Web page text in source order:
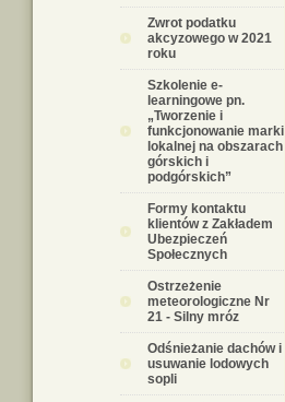
Zwrot podatku
akcyzowego w 2021
roku
Szkolenie e-
learningowe pn.
„Tworzenie i
funkcjonowanie marki
lokalnej na obszarach
górskich i
podgórskich”
Formy kontaktu
klientów z Zakładem
Ubezpieczeń
Społecznych
Ostrzeżenie
meteorologiczne Nr
21 - Silny mróz
Odśnieżanie dachów i
usuwanie lodowych
sopli